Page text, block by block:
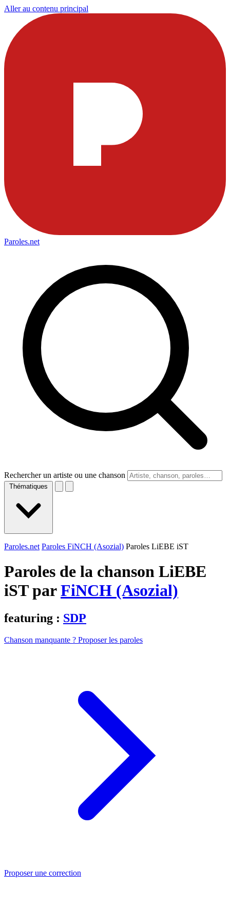
Aller au contenu principal
Paroles.net
Rechercher un artiste ou une chanson
Thématiques
Paroles.net Paroles FiNCH (Asozial) Paroles LiEBE iST
Paroles de la chanson LiEBE
iST parFiNCH (Asozial)
featuring : SDP
Chanson manquante ? Proposer les paroles
Proposer une correction